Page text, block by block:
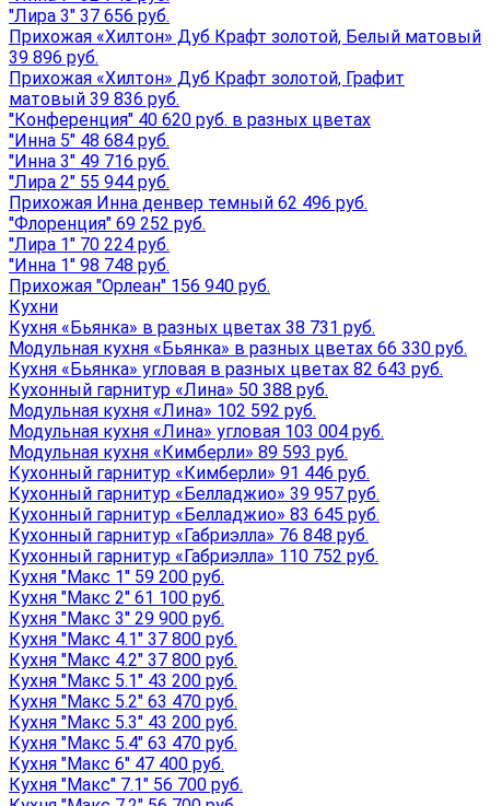
"Лира 3" 37 656 руб.
Прихожая «Хилтон» Дуб Крафт золотой, Белый матовый
39 896 руб.
Прихожая «Хилтон» Дуб Крафт золотой, Графит
матовый 39 836 руб.
"Конференция" 40 620 руб. в разных цветах
"Инна 5" 48 684 руб.
"Инна 3" 49 716 руб.
"Лира 2" 55 944 руб.
Прихожая Инна денвер темный 62 496 руб.
"Флоренция" 69 252 руб.
"Лира 1" 70 224 руб.
"Инна 1" 98 748 руб.
Прихожая "Орлеан" 156 940 руб.
Кухни
Кухня «Бьянка» в разных цветах 38 731 руб.
Модульная кухня «Бьянка» в разных цветах 66 330 руб.
Кухня «Бьянка» угловая в разных цветах 82 643 руб.
Кухонный гарнитур «Лина» 50 388 руб.
Модульная кухня «Лина» 102 592 руб.
Модульная кухня «Лина» угловая 103 004 руб.
Модульная кухня «Кимберли» 89 593 руб.
Кухонный гарнитур «Кимберли» 91 446 руб.
Кухонный гарнитур «Белладжио» 39 957 руб.
Кухонный гарнитур «Белладжио» 83 645 руб.
Кухонный гарнитур «Габриэлла» 76 848 руб.
Кухонный гарнитур «Габриэлла» 110 752 руб.
Кухня "Макс 1" 59 200 руб.
Кухня "Макс 2" 61 100 руб.
Кухня "Макс 3" 29 900 руб.
Кухня "Макс 4.1" 37 800 руб.
Кухня "Макс 4.2" 37 800 руб.
Кухня "Макс 5.1" 43 200 руб.
Кухня "Макс 5.2" 63 470 руб.
Кухня "Макс 5.3" 43 200 руб.
Кухня "Макс 5.4" 63 470 руб.
Кухня "Макс 6" 47 400 руб.
Кухня "Макс" 7.1" 56 700 руб.